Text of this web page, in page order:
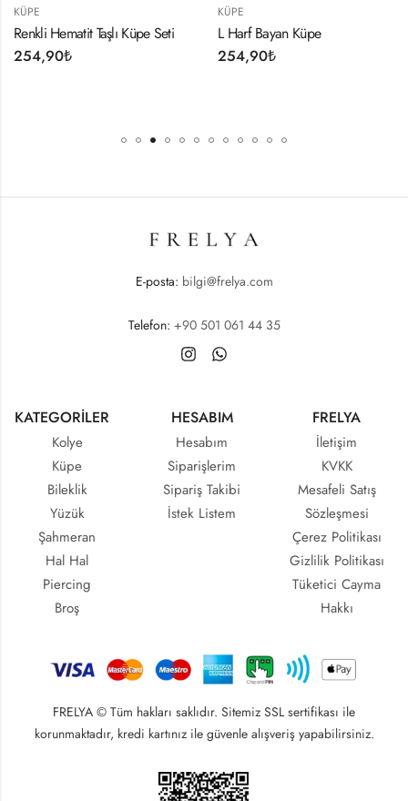
KÜPE
Renkli Hematit Taşlı Küpe Seti
254,90₺
KÜPE
L Harf Bayan Küpe
254,90₺
E-posta: bilgi@frelya.com
Telefon: +90 501 061 44 35
KATEGORİLER
Kolye
Küpe
Bileklik
Yüzük
Şahmeran
Hal Hal
Piercing
Broş
HESABIM
Hesabım
Siparişlerim
Sipariş Takibi
İstek Listem
FRELYA
İletişim
KVKK
Mesafeli Satış
Sözleşmesi
Çerez Politikası
Gizlilik Politikası
Tüketici Cayma
Hakkı
FRELYA © Tüm hakları saklıdır. Sitemiz SSL sertifikası ile
korunmaktadır, kredi kartınız ile güvenle alışveriş yapabilirsiniz.